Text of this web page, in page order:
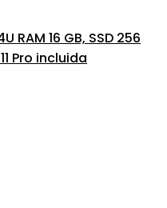
RAM 16 GB, SSD 256
Pro incluida